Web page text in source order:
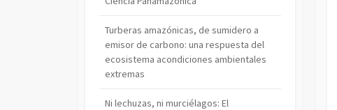
Turberas amazónicas, de sumidero a
emisor de carbono: una respuesta del
ecosistema acondiciones ambientales
extremas
Ni lechuzas, ni murciélagos: El